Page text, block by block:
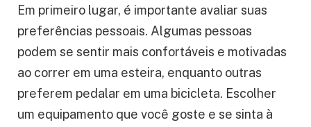
Em primeiro lugar, é importante avaliar suas
preferências pessoais. Algumas pessoas
podem se sentir mais confortáveis e motivadas
ao correr em uma esteira, enquanto outras
preferem pedalar em uma bicicleta. Escolher
um equipamento que você goste e se sinta à